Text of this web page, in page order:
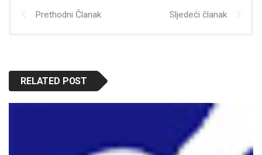
Prethodni Članak Sljedeći članak
RELATED POST